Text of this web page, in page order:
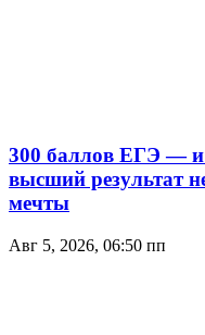
300 баллов ЕГЭ — и
высший результат
мечты
Авг 5, 2026, 06:50 пп